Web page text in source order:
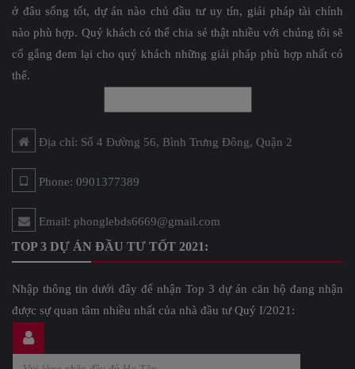
ở đâu sống tốt, dự án nào chủ đầu tư uy tín, giải pháp tài chính
nào phù hợp. Quý khách có thể chia sẻ thật nhiều với chúng tôi sẽ
cố gắng đem lại cho quý khách những giải pháp phù hợp nhất có
thể.
Địa chỉ: Số 4 Đường 56, Bình Trưng Đông, Quận 2
Phone: 0901377389
Email: phonglebds6669@gmail.com
TOP 3 DỰ ÁN ĐẦU TƯ TỐT 2021:
Nhập thông tin dưới đây để nhận Top 3 dự án căn hộ đang nhận
được sự quan tâm nhiều nhất của nhà đầu tư Quý I/2021: